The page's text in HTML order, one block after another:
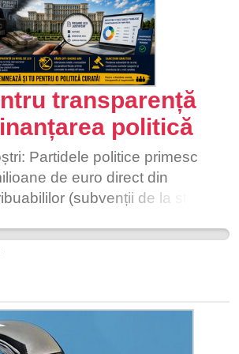
transparență
politică
Partidele politice primesc
de euro direct din
(subvenții de la stat).
• Prevenirea corupției și a
fiscale sunt folosite
a ascunde beneficiarii reali,
trebuie să finanțeze rețele
națională: Deciziile politice